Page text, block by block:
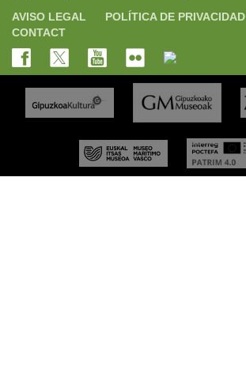
AVISO LEGAL
POLÍTICA DE PRIVACIDAD
CONTACT